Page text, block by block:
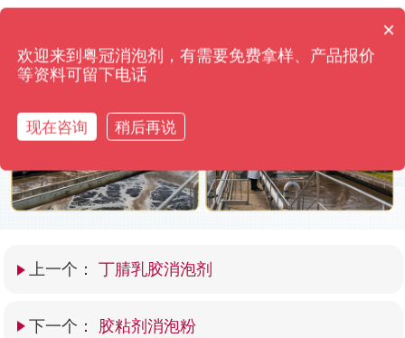
使用前后效果对比
粤冠消泡剂·只用效果来打动您 高浓缩添加量仅需0.01%
上一个： 丁腈乳胶消泡剂
下一个： 胶粘剂消泡粉
你们是怎么收费的呢？
×
欢迎来到粤冠消泡剂，有需要免费拿样、产品报价
等资料可留下电话
现在咨询 稍后再说